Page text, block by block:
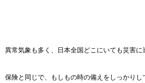
異常気象も多く、日本全国どこにいても災害に
保険と同じで、もしもの時の備えをしっかり